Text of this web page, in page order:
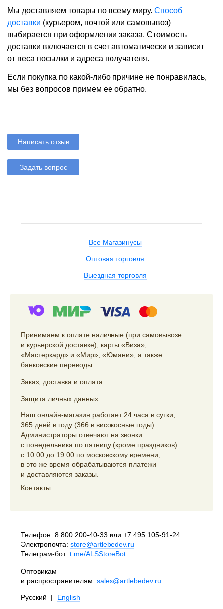
Мы доставляем товары по всему миру. Способ
доставки (курьером, почтой или самовывоз)
выбирается при оформлении заказа. Стоимость
доставки включается в счет автоматически и зависит
от веса посылки и адреса получателя.
Если покупка по какой-либо причине не понравилась,
мы без вопросов примем ее обратно.
Написать отзыв
Задать вопрос
Все Магазинусы
Оптовая торговля
Выездная торговля
Принимаем к оплате наличные (при самовывозе
и курьерской доставке), карты «Виза»,
«Мастеркард» и «Мир», «Юмани», а также
банковские переводы.
Заказ, доставка и оплата
Защита личных данных
Наш онлайн-магазин работает 24 часа в сутки,
365 дней в году (366 в високосные годы).
Администраторы отвечают на звонки
с понедельника по пятницу (кроме праздников)
с 10:00 до 19:00 по московскому времени,
в это же время обрабатываются платежи
и доставляются заказы.
Контакты
Телефон: 8 800 200-40-33 или +7 495 105-91-24
Электропочта: store@artlebedev.ru
Телеграм-бот: t.me/ALSStoreBot
Оптовикам
и распространителям: sales@artlebedev.ru
Русский | English